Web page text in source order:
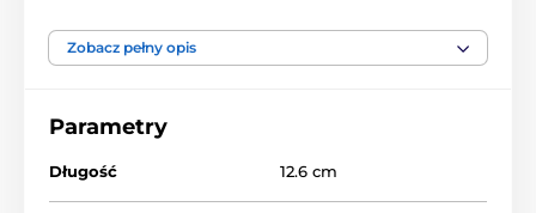
minut dziennie wzmacnia mięśnie dna miednicy.
Wszystkie trzy mają tę samą średnicę 3,8 cm, ale
stopniowo przechodzisz do najtrudniejszej.
Zobacz pełny opis
Parametry
Długość 12.6 cm